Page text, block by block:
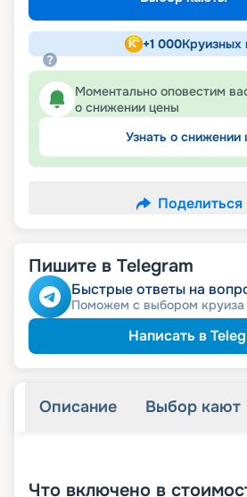
+1 000Круизных
Моментально оповестим
о снижении цены
Узнать о снижении
Поделиться
Пишите в Telegram
Быстрые ответы на
Поможем с выбором круиза
Написать в
Описание Выбор кают
Что включено в